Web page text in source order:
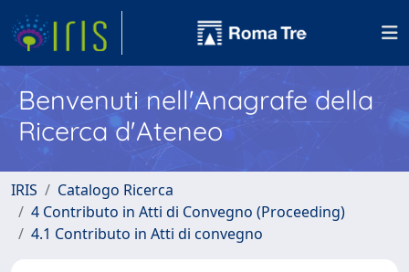
Benvenuti nell'Anagrafe della
Ricerca d'Ateneo
IRIS
Catalogo Ricerca
4 Contributo in Atti di Convegno (Proceeding)
4.1 Contributo in Atti di convegno